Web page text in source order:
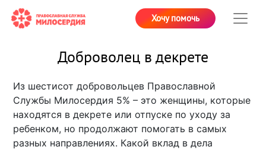
Хочу помочь
Доброволец в декрете
Из шестисот добровольцев Православной
Службы Милосердия 5% – это женщины, которые
находятся в декрете или отпуске по уходу за
ребенком, но продолжают помогать в самых
разных направлениях. Какой вклад в дела